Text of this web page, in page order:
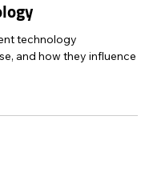
New
Abuse
and how they influence